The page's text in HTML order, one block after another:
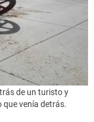
de un turisto y
venía detrás.